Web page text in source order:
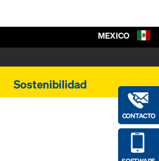
Sostenibilidad
CONTACTO
MEXICO